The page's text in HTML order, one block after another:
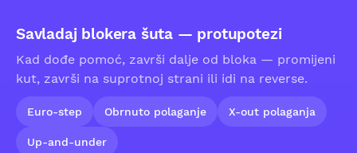
Savladaj blokera šuta — protupotezi
Kad dođe pomoć, završi dalje od bloka — promijeni
kut, završi na suprotnoj strani ili idi na reverse.
Euro-step Obrnuto polaganje X-out polaganja
Up-and-under